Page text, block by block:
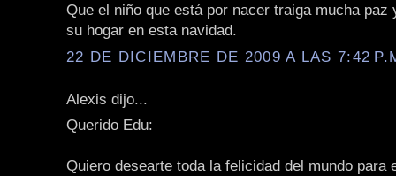
Que el niño que está por nacer traiga mucha paz
su hogar en esta navidad.
22 DE DICIEMBRE DE 2009 A LAS 7:42
Alexis dijo...
Querido Edu:
Quiero desearte toda la felicidad del mundo para